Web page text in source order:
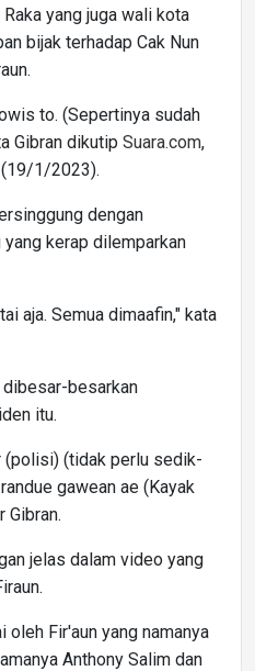
yang juga wali kota
bijak terhadap Cak Nun
to. (Sepertinya sudah
Gibran dikutip Suara.com,
1/2023).
dengan
kerap dilemparkan
aja. Semua dimaafin," kata
besarkan
itu.
(tidak perlu sedik-
gawean ae (Kayak
Gibran.
jelas dalam video yang
oleh Fir'aun yang namanya
Anthony Salim dan